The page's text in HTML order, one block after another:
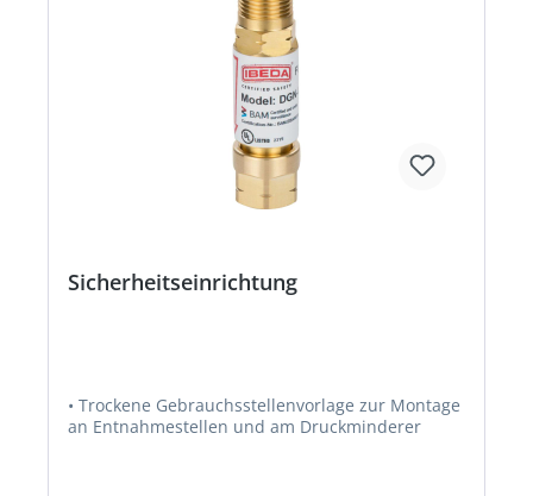
Sicherheitseinrichtung
• Trockene Gebrauchsstellenvorlage zur Montage
an Entnahmestellen und am Druckminderer